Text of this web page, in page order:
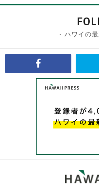
- ハワイの